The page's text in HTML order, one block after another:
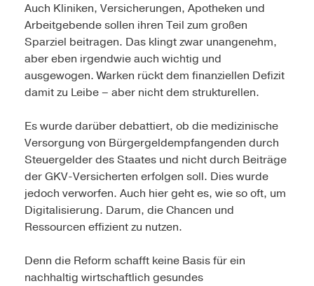
Auch Kliniken, Versicherungen, Apotheken und
Arbeitgebende sollen ihren Teil zum großen
Sparziel beitragen. Das klingt zwar unangenehm,
aber eben irgendwie auch wichtig und
ausgewogen. Warken rückt dem finanziellen Defizit
damit zu Leibe – aber nicht dem strukturellen.
Es wurde darüber debattiert, ob die medizinische
Versorgung von Bürgergeldempfangenden durch
Steuergelder des Staates und nicht durch Beiträge
der GKV-Versicherten erfolgen soll. Dies wurde
jedoch verworfen. Auch hier geht es, wie so oft, um
Digitalisierung. Darum, die Chancen und
Ressourcen effizient zu nutzen.
Denn die Reform schafft keine Basis für ein
nachhaltig wirtschaftlich gesundes